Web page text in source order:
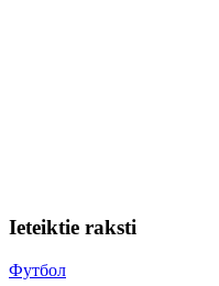
Ieteiktie raksti
Футбол